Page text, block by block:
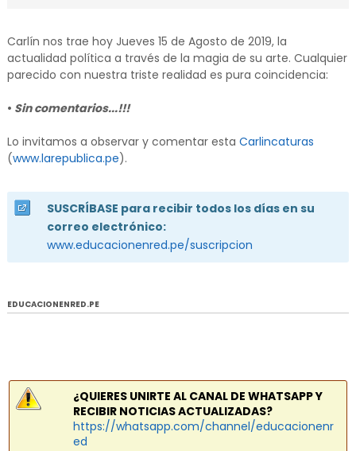
Carlín nos trae hoy Jueves 15 de Agosto de 2019, la
actualidad política a través de la magia de su arte. Cualquier
parecido con nuestra triste realidad es pura coincidencia:
• Sin comentarios...!!!
Lo invitamos a observar y comentar esta Carlincaturas
(www.larepublica.pe).
SUSCRÍBASE para recibir todos los días en su
correo electrónico:
www.educacionenred.pe/suscripcion
EDUCACIONENRED.PE
¿QUIERES UNIRTE AL CANAL DE WHATSAPP Y
RECIBIR NOTICIAS ACTUALIZADAS?
https://whatsapp.com/channel/educacionenr
ed